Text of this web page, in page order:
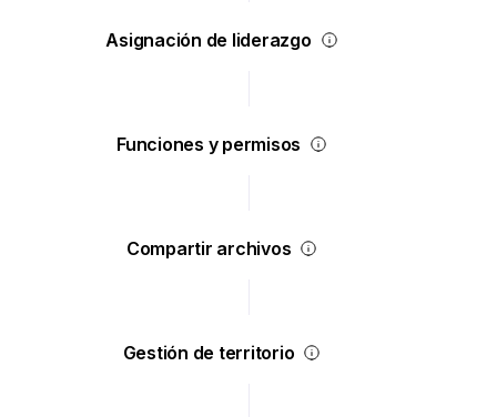
Asignación de liderazgo
Funciones y permisos
Compartir archivos
Gestión de territorio